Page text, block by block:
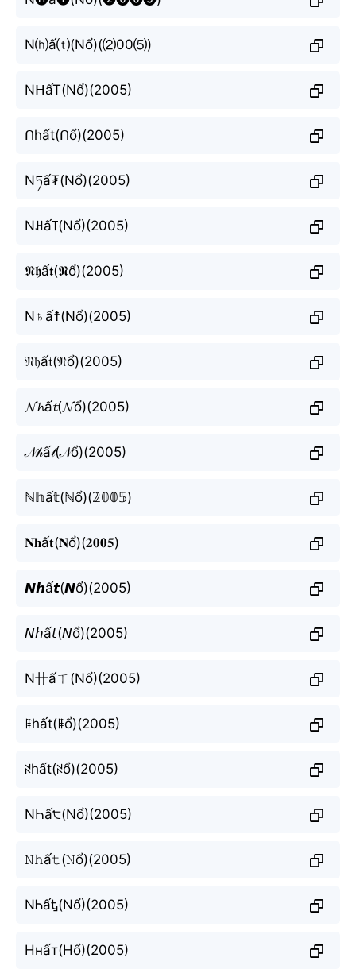
N⒣ấ⒯(Nổ)(⑵00⑸)
NᕼấT(Nổ)(2005)
ᑎhất(ᑎổ)(2005)
Nཏấ₮(Nổ)(2005)
Nꃅấ꓄(Nổ)(2005)
𝕹𝖍ấ𝖙(𝕹ổ)(2005)
N♄ấ☨(Nổ)(2005)
𝔑𝔥ấ𝔱(𝔑ổ)(2005)
𝓝𝓱ấ𝓽(𝓝ổ)(2005)
𝒩𝒽ấ𝓉(𝒩ổ)(2005)
ℕ𝕙ấ𝕥(ℕổ)(𝟚𝟘𝟘𝟝)
𝐍𝐡ấ𝐭(𝐍ổ)(𝟐𝟎𝟎𝟓)
𝙉𝙝ấ𝙩(𝙉ổ)(2005)
𝘕𝘩ấ𝘵(𝘕ổ)(2005)
N卄ấㄒ(Nổ)(2005)
ꁹhất(ꁹổ)(2005)
ꋊhất(ꋊổ)(2005)
NҺấ੮(Nổ)(2005)
𝙽𝚑ấ𝚝(𝙽ổ)(2005)
NᏂấᎿ(Nổ)(2005)
Ннấт(Нổ)(2005)